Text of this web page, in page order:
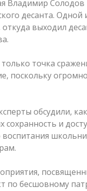
Владимир
десанта.
выходил
точка
поскольку
обсудили,
сохранность и
воспитания
по бесшовному